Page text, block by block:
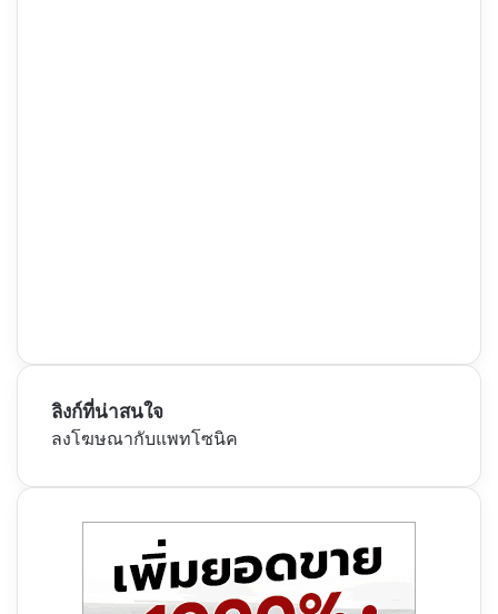
ลิงก์ที่น่าสนใจ
ลงโฆษณากับแพทโซนิค